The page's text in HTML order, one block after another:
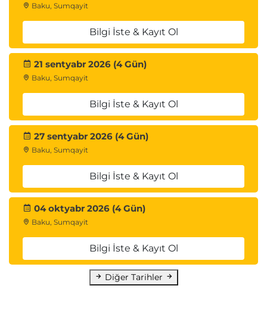
Storage Accounts
Storage Replication
Secure Storage Access
Azure Blob Storage
Blob Containers
Lifecycle Management
Object Replication
Access Tiers
Azure Storage Security
Shared Access Signature (SAS)
Encryption
Customer Managed Keys
Security Best Practices
Azure Files
Azure File Shares
Azure File Sync
Baku, Sumqayit
Bilgi İste & Kayıt Ol
21 sentyabr 2026 (4 Gün)
Baku, Sumqayit
Bilgi İste & Kayıt Ol
27 sentyabr 2026 (4 Gün)
Baku, Sumqayit
Bilgi İste & Kayıt Ol
04 oktyabr 2026 (4 Gün)
Baku, Sumqayit
Bilgi İste & Kayıt Ol
Diğer Tarihler